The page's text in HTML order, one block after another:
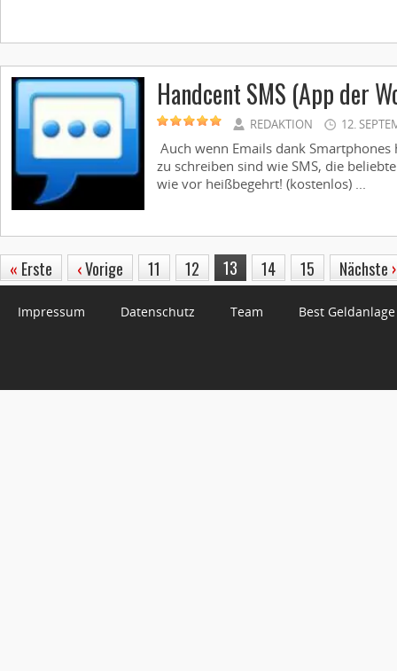
Handcent SMS (App der
REDAKTION 12.
Auch wenn Emails dank Smartphones
zu schreiben sind wie SMS, die
wie vor heißbegehrt! (kostenlos) ...
« Erste ‹Vorige 11 12 13 14 15 Nächste ›
Impressum Datenschutz Team Best Geldanlage